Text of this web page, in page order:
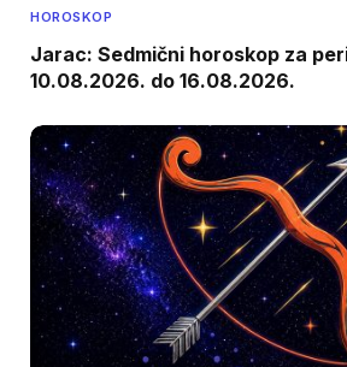
HOROSKOP
Jarac: Sedmični horoskop za
10.08.2026. do 16.08.2026.